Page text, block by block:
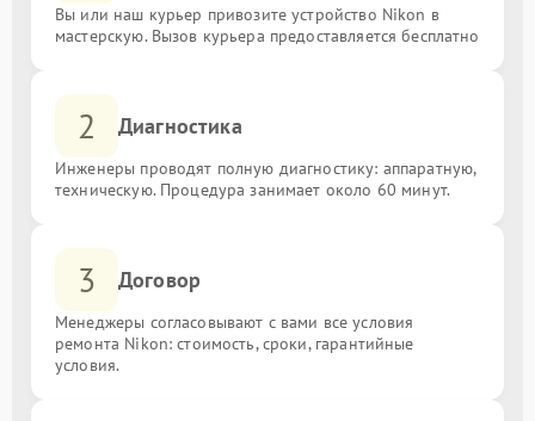
Вы или наш курьер привозите устройство Nikon в
мастерскую. Вызов курьера предоставляется бесплатно
2 Диагностика
Инженеры проводят полную диагностику: аппаратную,
техническую. Процедура занимает около 60 минут.
3 Договор
Менеджеры согласовывают с вами все условия
ремонта Nikon: стоимость, сроки, гарантийные
условия.